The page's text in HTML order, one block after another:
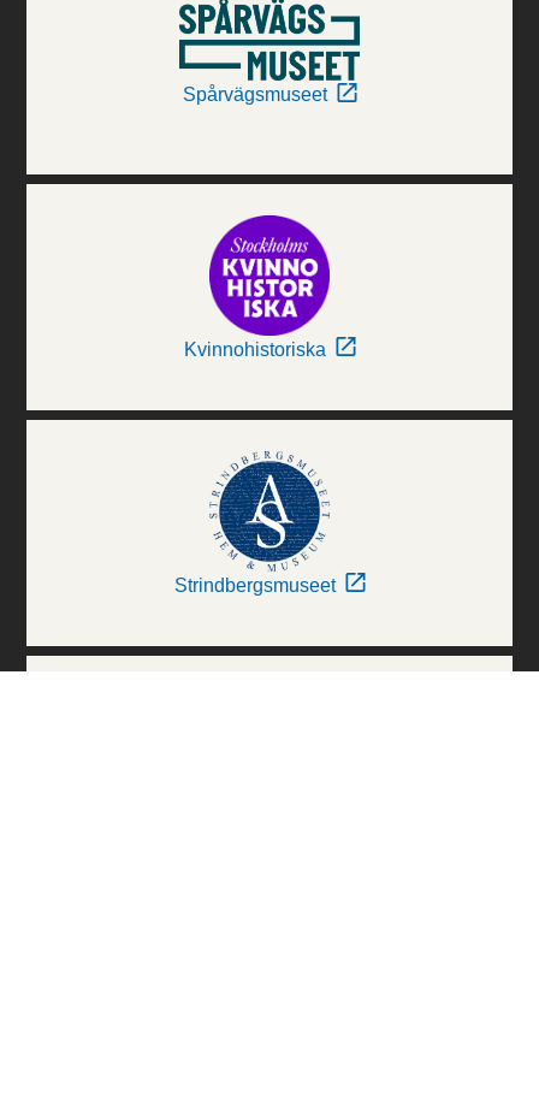
Spårvägsmuseet
Kvinnohistoriska
Strindbergsmuseet